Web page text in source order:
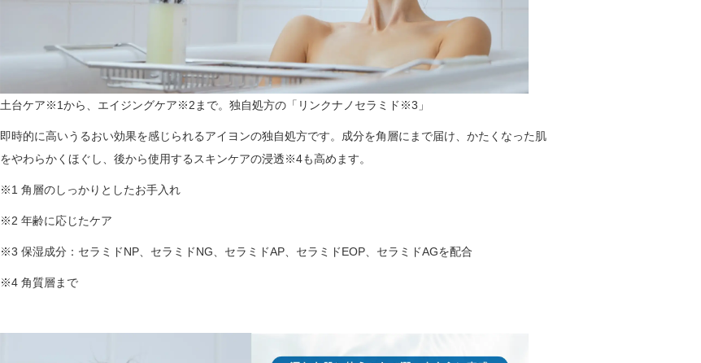
土台ケア※1から、エイジングケア※2まで。独自処方の「リンクナノセラミド※3」
即時的に高いうるおい効果を感じられるアイヨンの独自処方です。成分を角層にまで届け、かたくなった肌
をやわらかくほぐし、後から使用するスキンケアの浸透※4も高めます。
※1 角層のしっかりとしたお手入れ
※2 年齢に応じたケア
※3 保湿成分：セラミドNP、セラミドNG、セラミドAP、セラミドEOP、セラミドAGを配合
※4 角質層まで